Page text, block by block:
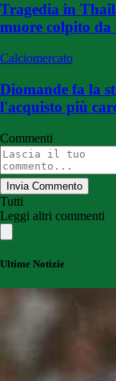
Tragedia in
muore colpito
Calciomercato
Diomande fa la
l'acquisto più
Commenti
Invia Commento
Tutti
Leggi altri commenti
Ultime Notizie